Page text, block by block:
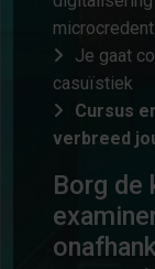
Je gaat
casuïstiek
Cursus
verbreed
Borg de